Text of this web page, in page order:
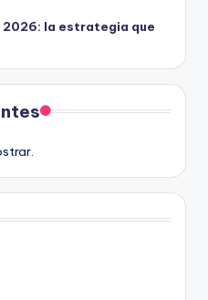
la estrategia que